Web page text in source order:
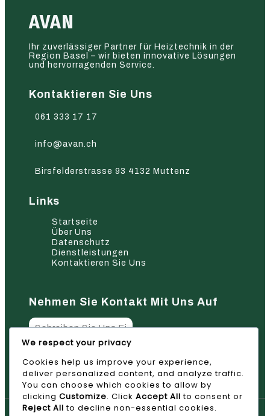
AVAN
Ihr zuverlässiger Partner für Heiztechnik in der
Region Basel – wir bieten innovative Lösungen
und hervorragenden Service.
Kontaktieren Sie Uns
061 333 17 17
info@avan.ch
Birsfelderstrasse 93 4132 Muttenz
Links
Startseite
Über Uns
Datenschutz
Dienstleistungen
Kontaktieren Sie Uns
Nehmen Sie Kontakt Mit Uns Auf
Absenden
We respect your privacy
Cookies help us improve your experience,
deliver personalized content, and analyze traffic.
You can choose which cookies to allow by
clicking Customize. Click Accept All to consent or
Reject All to decline non-essential cookies.